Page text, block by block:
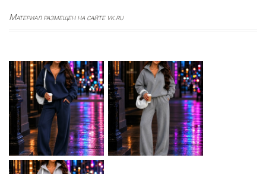
Материал размещен на сайте vk.ru